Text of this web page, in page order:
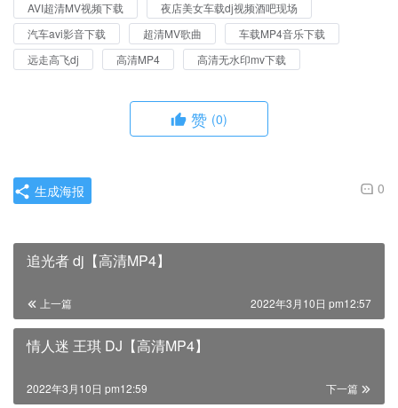
AVI超清MV视频下载
夜店美女车载dj视频酒吧现场
汽车avi影音下载
超清MV歌曲
车载MP4音乐下载
远走高飞dj
高清MP4 高清无水印mv下载
赞 (0)
0
生成海报
追光者 dj【高清MP4】
上一篇 2022年3月10日 pm12:57
情人迷 王琪 DJ【高清MP4】
下一篇
2022年3月10日 pm12:59